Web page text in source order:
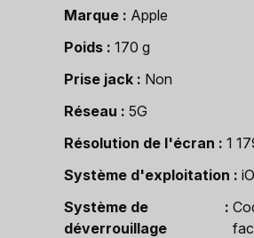
Marque
Apple
Poids
170 g
Prise jack
Non
Réseau
5G
Résolution de l'écran
1
Système d'exploitation
Système de
déverrouillage